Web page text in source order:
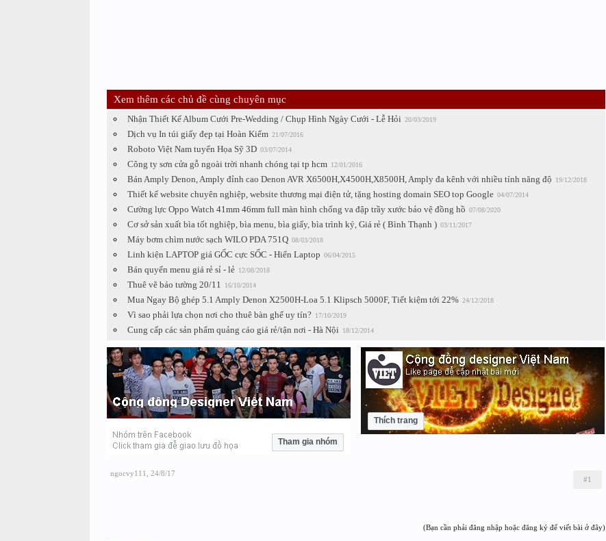
Xem thêm các chủ đề cùng chuyên mục
Nhận Thiết Kế Album Cưới Pre-Wedding / Chụp Hình Ngày Cưới - Lễ Hỏi 20/03/2019
Dịch vụ In túi giấy đẹp tại Hoàn Kiếm 21/07/2016
Roboto Việt Nam tuyển Họa Sỹ 3D 03/07/2014
Công ty sơn cửa gỗ ngoài trời nhanh chóng tại tp hcm 12/01/2016
Bán Amply Denon, Amply đỉnh cao Denon AVR X6500H,X4500H,X8500H, Amply đa kênh với nhiều tính năng độ 19/12/2018
Thiết kế website chuyên nghiệp, website thương mại điện tử, tặng hosting domain SEO top Google 04/07/2014
Cường lực Oppo Watch 41mm 46mm full màn hình chống va đập trầy xước bảo vệ đồng hồ 07/08/2020
Cơ sở sản xuất bìa tốt nghiệp, bìa menu, bìa giấy, bìa trình ký, Giá rẻ ( Bình Thạnh ) 03/11/2017
Máy bơm chìm nước sạch WILO PDA 751Q 08/03/2018
Linh kiện LAPTOP giá GỐC cực SỐC - Hiển Laptop 06/04/2015
Bán quyển menu giá rẻ sỉ - lẻ 12/08/2018
Thuê vẽ báo tường 20/11 16/10/2014
Mua Ngay Bộ ghép 5.1 Amply Denon X2500H-Loa 5.1 Klipsch 5000F, Tiết kiệm tới 22% 24/12/2018
Vì sao phải lựa chọn nơi cho thuê bàn ghế uy tín? 17/10/2019
Cung cấp các sản phẩm quảng cáo giá rẻ/tận nơi - Hà Nội 18/12/2014
Tham gia nhóm
Thích trang
ngocvy111 24/8/17
#1
(Bạn cần phải đăng nhập hoặc đăng ký để viết bài ở đây)